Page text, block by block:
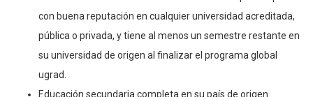
con buena reputación en cualquier universidad acreditada,
pública o privada, y tiene al menos un semestre restante en
su universidad de origen al finalizar el programa global
ugrad.
Educación secundaria completa en su país de origen.